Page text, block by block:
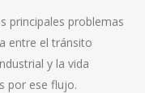
principales problemas
entre el tránsito
y la vida
por ese flujo.